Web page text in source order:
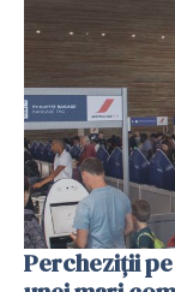
Percheziții